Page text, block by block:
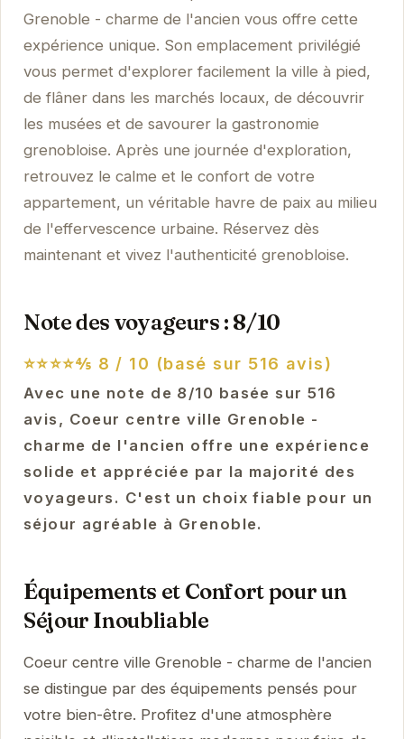
Grenoble - charme de l'ancien vous offre cette
expérience unique. Son emplacement privilégié
vous permet d'explorer facilement la ville à pied,
de flâner dans les marchés locaux, de découvrir
les musées et de savourer la gastronomie
grenobloise. Après une journée d'exploration,
retrouvez le calme et le confort de votre
appartement, un véritable havre de paix au milieu
de l'effervescence urbaine. Réservez dès
maintenant et vivez l'authenticité grenobloise.
Note des voyageurs : 8/10
⭐⭐⭐⭐⅘ 8 / 10 (basé sur 516 avis)
Avec une note de 8/10 basée sur 516
avis, Coeur centre ville Grenoble -
charme de l'ancien offre une expérience
solide et appréciée par la majorité des
voyageurs. C'est un choix fiable pour un
séjour agréable à Grenoble.
Équipements et Confort pour un
Séjour Inoubliable
Coeur centre ville Grenoble - charme de l'ancien
se distingue par des équipements pensés pour
votre bien-être. Profitez d'une atmosphère